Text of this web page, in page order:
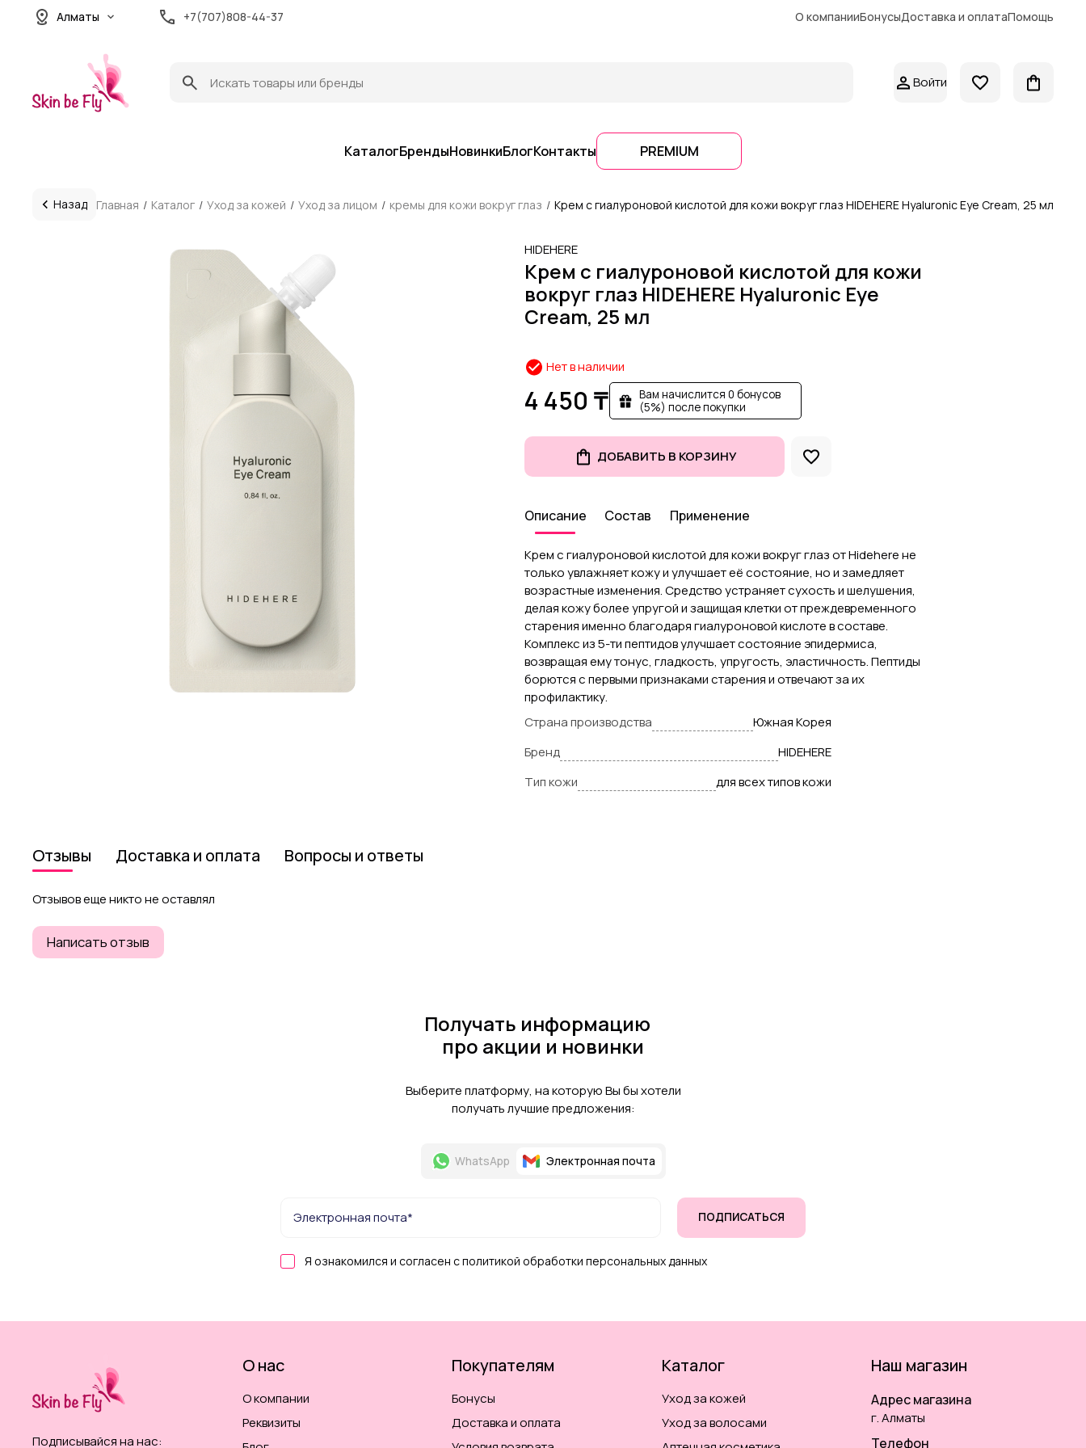
Алматы +7(707)808-44-37 О компанииБонусыДоставка и оплатаПомощь
Войти
КаталогБрендыНовинкиБлогКонтакты PREMIUM
Назад Главная Каталог Уход за кожей Уход за лицом кремы для кожи вокруг глаз Крем с гиалуроновой кислотой для кожи вокруг глаз HIDEHERE Hyaluronic Eye Cream, 25 мл
HIDEHERE
Крем с гиалуроновой кислотой для кожи
вокруг глаз HIDEHERE Hyaluronic Eye
Cream, 25 мл
Нет в наличии
4 450 ₸
Вам начислится 0 бонусов
(5%) после покупки
ДОБАВИТЬ В КОРЗИНУ
Описание
Крем с гиалуроновой кислотой для кожи вокруг глаз от Hidehere не
только увлажняет кожу и улучшает её состояние, но и замедляет
возрастные изменения. Средство устраняет сухость и шелушения,
делая кожу более упругой и защищая клетки от преждевременного
старения именно благодаря гиалуроновой кислоте в составе.
Комплекс из 5-ти пептидов улучшает состояние эпидермиса,
возвращая ему тонус, гладкость, упругость, эластичность. Пептиды
борются с первыми признаками старения и отвечают за их
профилактику.
Страна производства
Южная Корея
Бренд
HIDEHERE
Тип кожи
для всех типов кожи
Состав Применение
Отзывы Доставка и оплата Вопросы и ответы
Отзывов еще никто не оставлял
Написать отзыв
Получать информацию
про акции и новинки
Выберите платформу, на которую Вы бы хотели
получать лучшие предложения:
WhatsApp Электронная почта
ПОДПИСАТЬСЯ
Я ознакомился и согласен с политикой обработки персональных данных
Подписывайся на нас:
О нас
О компании
Реквизиты
Покупателям
Бонусы
Доставка и оплата
Каталог
Уход за кожей
Уход за волосами
Наш магазин
Адрес магазина
г. Алматы
Телефон